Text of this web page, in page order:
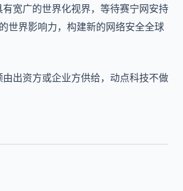
有宽广的世界化视界，等待赛宁网安持
世界影响力，构建新的网络安全全球
出资方或企业方供给，动点科技不做